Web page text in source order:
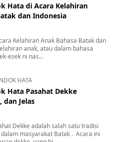
Hata di Acara Kelahiran
dan Indonesia
Kelahiran Anak Bahasa Batak dan
anak, atau dalam bahasa
esek ni nas...
HATA
Hata Pasahat Dekke
dan Jelas
Dekke adalah salah satu tradisi
masyarakat Batak . Acara ini